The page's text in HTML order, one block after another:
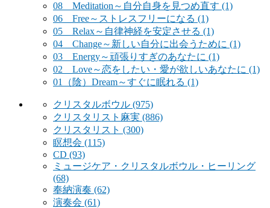
08 Meditation～自分自身を見つめ直す (1)
06 Free～ストレスフリーになる (1)
05 Relax～自律神経を安定させる (1)
04 Change～新しい自分に出会うために (1)
03 Energy～頑張りすぎのあなたに (1)
02 Love～恋をしたい・愛が欲しいあなたに (1)
01（陰）Dream～すぐに眠れる (1)
クリスタルボウル (975)
クリスタリスト麻実 (886)
クリスタリスト (300)
瞑想会 (115)
CD (93)
ミュージケア・クリスタルボウル・ヒーリング
(68)
奉納演奏 (62)
演奏会 (61)